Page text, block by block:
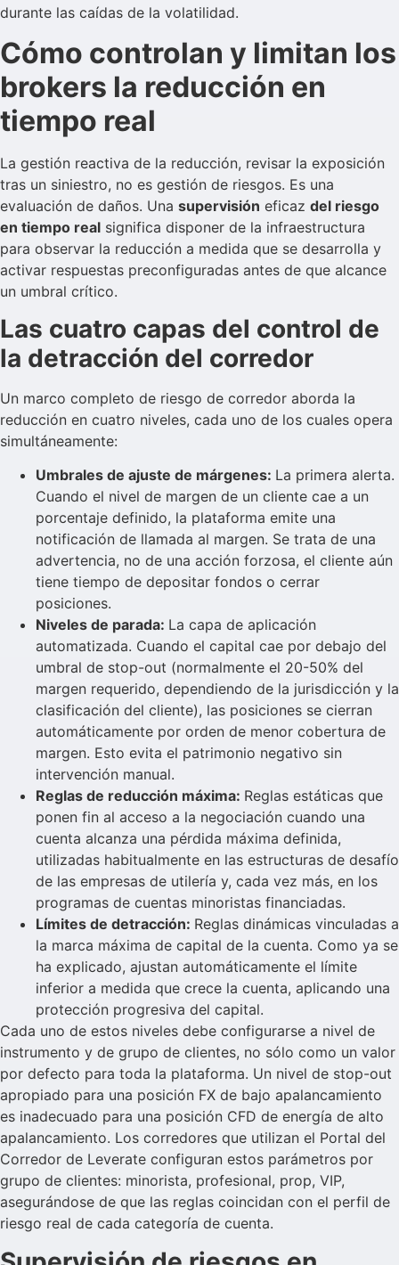
durante las caídas de la volatilidad.
Cómo controlan y limitan los
brokers la reducción en
tiempo real
La gestión reactiva de la reducción, revisar la exposición
tras un siniestro, no es gestión de riesgos. Es una
evaluación de daños. Una supervisión eficaz del riesgo
en tiempo real significa disponer de la infraestructura
para observar la reducción a medida que se desarrolla y
activar respuestas preconfiguradas antes de que alcance
un umbral crítico.
Las cuatro capas del control de
la detracción del corredor
Un marco completo de riesgo de corredor aborda la
reducción en cuatro niveles, cada uno de los cuales opera
simultáneamente:
Umbrales de ajuste de márgenes: La primera alerta.
Cuando el nivel de margen de un cliente cae a un
porcentaje definido, la plataforma emite una
notificación de llamada al margen. Se trata de una
advertencia, no de una acción forzosa, el cliente aún
tiene tiempo de depositar fondos o cerrar
posiciones.
Niveles de parada: La capa de aplicación
automatizada. Cuando el capital cae por debajo del
umbral de stop-out (normalmente el 20-50% del
margen requerido, dependiendo de la jurisdicción y la
clasificación del cliente), las posiciones se cierran
automáticamente por orden de menor cobertura de
margen. Esto evita el patrimonio negativo sin
intervención manual.
Reglas de reducción máxima: Reglas estáticas que
ponen fin al acceso a la negociación cuando una
cuenta alcanza una pérdida máxima definida,
utilizadas habitualmente en las estructuras de desafío
de las empresas de utilería y, cada vez más, en los
programas de cuentas minoristas financiadas.
Límites de detracción: Reglas dinámicas vinculadas a
la marca máxima de capital de la cuenta. Como ya se
ha explicado, ajustan automáticamente el límite
inferior a medida que crece la cuenta, aplicando una
protección progresiva del capital.
Cada uno de estos niveles debe configurarse a nivel de
instrumento y de grupo de clientes, no sólo como un valor
por defecto para toda la plataforma. Un nivel de stop-out
apropiado para una posición FX de bajo apalancamiento
es inadecuado para una posición CFD de energía de alto
apalancamiento. Los corredores que utilizan el Portal del
Corredor de Leverate configuran estos parámetros por
grupo de clientes: minorista, profesional, prop, VIP,
asegurándose de que las reglas coincidan con el perfil de
riesgo real de cada categoría de cuenta.